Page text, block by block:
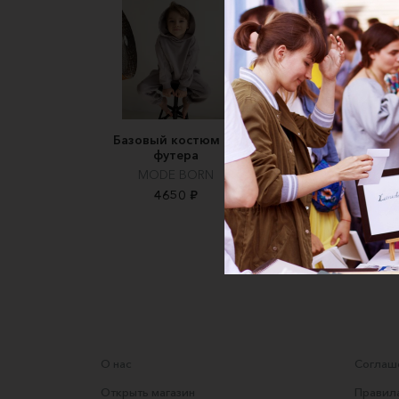
Базовый костюм из
футера
MODE BORN
4650 ₽
Костюм для
со съемными
Шиворот-
6200 ₽
О нас
Открыть магазин